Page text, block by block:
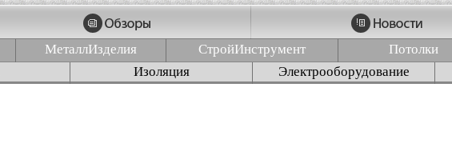
МеталлИзделия СтройИнструмент Потолки
Изоляция Электрооборудование